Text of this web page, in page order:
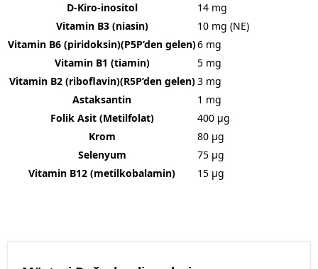
D-Kiro-inositol
14 mg
Vitamin B3 (niasin)
10 mg (NE)
Vitamin B6 (piridoksin)(P5P’den gelen)6 mg
Vitamin B1 (tiamin)
5 mg
Vitamin B2 (riboflavin)(R5P’den gelen)3 mg
Astaksantin
1 mg
Folik Asit (Metilfolat)
400 µg
Krom
80 µg
Selenyum
75 µg
Vitamin B12 (metilkobalamin)
15 µg